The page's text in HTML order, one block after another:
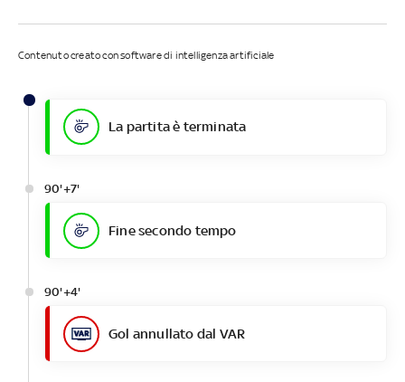
Contenuto creato con software di intelligenza artificiale
La partita è terminata
90'+7'
Fine secondo tempo
90'+4'
Gol annullato dal VAR